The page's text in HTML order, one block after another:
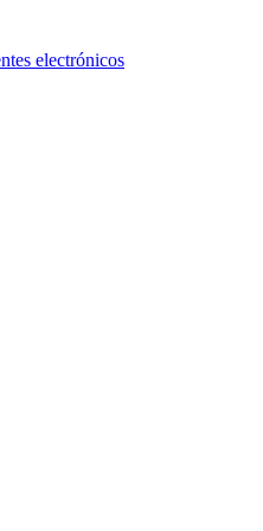
electrónicos